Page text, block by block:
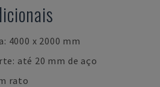
4000 x 2000 mm
até 20 mm de aço
rato